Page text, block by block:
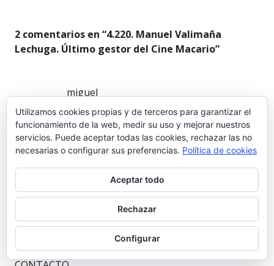
2 comentarios en “4.220. Manuel Valimaña
Lechuga. Último gestor del Cine Macario”
miguel
24 febrero 2020 a las 23:02
VIVO EN TERUEL, PERO HE VIVIDO EN EL PUERTO
PENSIÓN DE MI TÍA MANOLITA, O LA PENSIÓN
ANDALUZA AL LADO DEL BAR VEGA Y YO IBA AL
CINE CADA VEZ QUE CAMBIABAN LAS PELÍCULAS Y
SOLÍAMOS HABLAR MUCHO ÉL Y YO. CON EL
HERMANO NO TANTO. ME GUSTARÍA TENER ALGÚN
Utilizamos cookies propias y de terceros para garantizar el
funcionamiento de la web, medir su uso y mejorar nuestros
servicios. Puede aceptar todas las cookies, rechazar las no
necesarias o configurar sus preferencias. Política de cookies
Aceptar todo
Rechazar
Configurar